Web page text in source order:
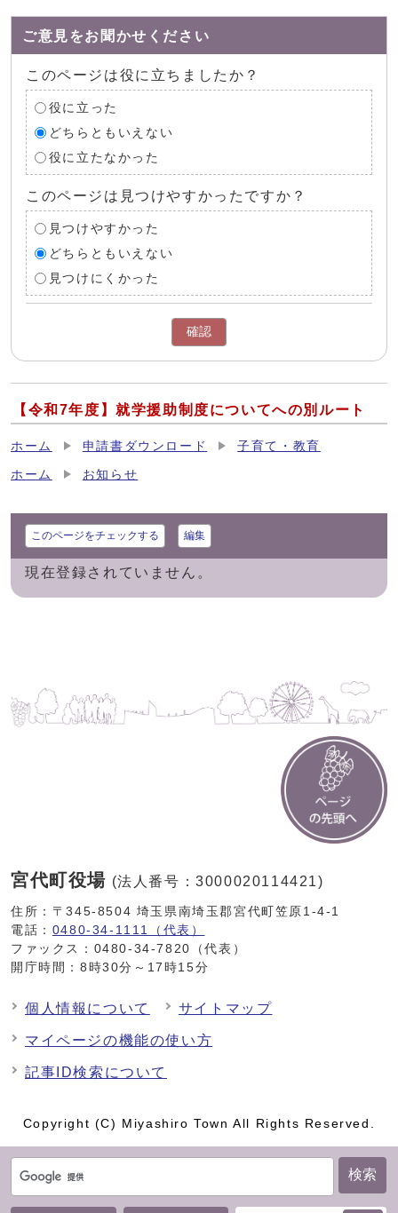
検索
ご意見をお聞かせください
このページは役に立ちましたか？
役に立った
どちらともいえない
役に立たなかった
このページは見つけやすかったですか？
見つけやすかった
どちらともいえない
見つけにくかった
確認
【令和7年度】就学援助制度についてへの別ルート
ホーム 申請書ダウンロード 子育て・教育
ホーム お知らせ
このページをチェックする 編集
現在登録されていません。
宮代町役場 (法人番号：3000020114421)
住所：〒345-8504 埼玉県南埼玉郡宮代町笠原1-4-1
電話： 0480-34-1111（代表）
ファックス：0480-34-7820（代表）
開庁時間：8時30分～17時15分
個人情報について サイトマップ
マイページの機能の使い方
記事ID検索について
Copyright (C) Miyashiro Town All Rights Reserved.